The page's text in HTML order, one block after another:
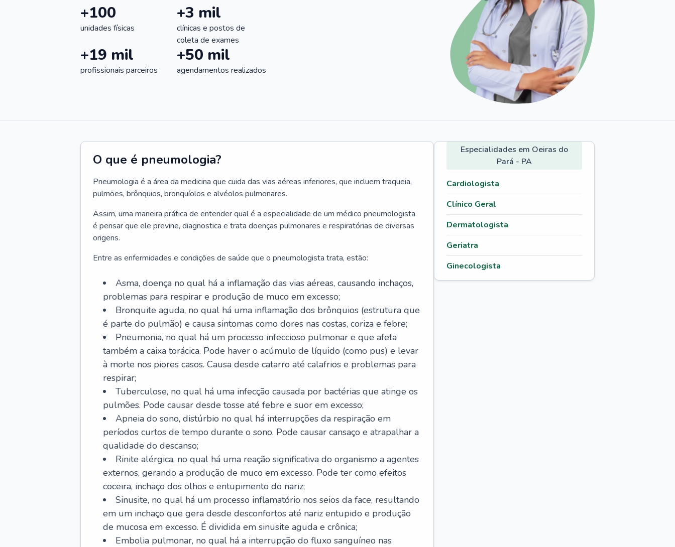
+100
unidades físicas
+3 mil
clínicas e postos de
coleta de exames
+19 mil
profissionais parceiros
+50 mil
agendamentos realizados
O que é pneumologia?
Pneumologia é a área da medicina que cuida das vias aéreas inferiores, que incluem traqueia,
pulmões, brônquios, bronquíolos e alvéolos pulmonares.
Assim, uma maneira prática de entender qual é a especialidade de um médico pneumologista
é pensar que ele previne, diagnostica e trata doenças pulmonares e respiratórias de diversas
origens.
Entre as enfermidades e condições de saúde que o pneumologista trata, estão:
Asma, doença no qual há a inflamação das vias aéreas, causando inchaços,
problemas para respirar e produção de muco em excesso;
Bronquite aguda, no qual há uma inflamação dos brônquios (estrutura que
é parte do pulmão) e causa sintomas como dores nas costas, coriza e febre;
Pneumonia, no qual há um processo infeccioso pulmonar e que afeta
também a caixa torácica. Pode haver o acúmulo de líquido (como pus) e levar
à morte nos piores casos. Causa desde catarro até calafrios e problemas para
respirar;
Tuberculose, no qual há uma infecção causada por bactérias que atinge os
pulmões. Pode causar desde tosse até febre e suor em excesso;
Apneia do sono, distúrbio no qual há interrupções da respiração em
períodos curtos de tempo durante o sono. Pode causar cansaço e atrapalhar a
qualidade do descanso;
Rinite alérgica, no qual há uma reação significativa do organismo a agentes
externos, gerando a produção de muco em excesso. Pode ter como efeitos
coceira, inchaço dos olhos e entupimento do nariz;
Sinusite, no qual há um processo inflamatório nos seios da face, resultando
em um inchaço que gera desde desconfortos até nariz entupido e produção
de mucosa em excesso. É dividida em sinusite aguda e crônica;
Embolia pulmonar, no qual há a interrupção do fluxo sanguíneo nas
Especialidades em Oeiras do
Pará - PA
Cardiologista
Clínico Geral
Dermatologista
Geriatra
Ginecologista